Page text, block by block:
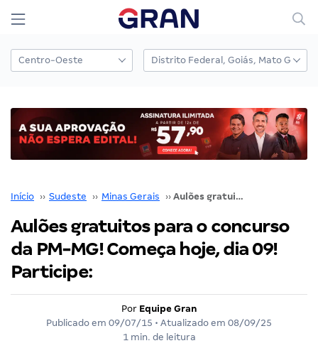
Início ›› Sudeste ›› Minas Gerais ›› Aulões gratuitos para o concurso da PM-MG! Começa hoje, dia 09! Participe:
Aulões gratuitos para o concurso
da PM-MG! Começa hoje, dia 09!
Participe:
Por Equipe Gran
Publicado em 09/07/15 • Atualizado em 08/09/25
1 min. de leitura